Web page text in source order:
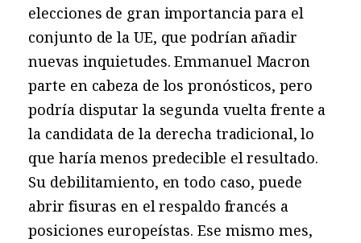
elecciones de gran importancia para el
conjunto de la UE, que podrían añadir
nuevas inquietudes. Emmanuel Macron
parte en cabeza de los pronósticos, pero
podría disputar la segunda vuelta frente a
la candidata de la derecha tradicional, lo
que haría menos predecible el resultado.
Su debilitamiento, en todo caso, puede
abrir fisuras en el respaldo francés a
posiciones europeístas. Ese mismo mes,